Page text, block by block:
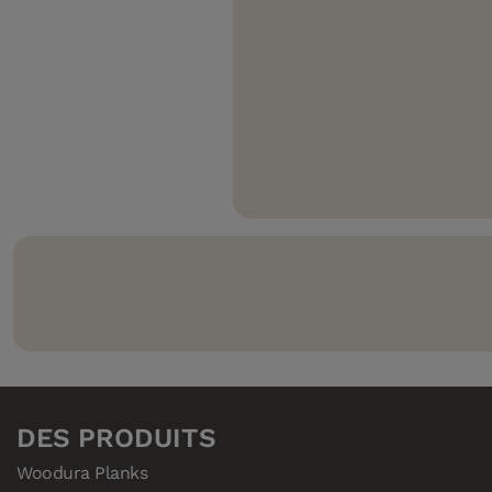
DES PRODUITS
Woodura Planks